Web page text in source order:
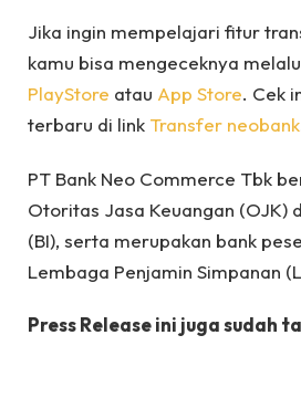
Jika ingin mempelajari fitur
kamu bisa mengeceknya
PlayStore atau App Store. Cek
terbaru di link Transfer neobank
PT Bank Neo Commerce Tbk
Otoritas Jasa Keuangan (OJK)
(BI), serta merupakan bank
Lembaga Penjamin Simpanan
Press Release ini juga sudah